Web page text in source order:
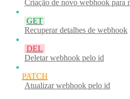
Criação de novo webhook para
GET
Recuperar detalhes de webhook
DEL
Deletar webhook pelo id
PATCH
Atualizar webhook pelo id